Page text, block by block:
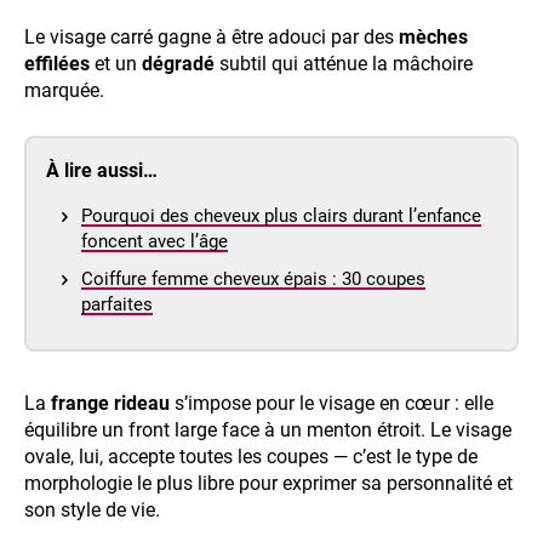
Le visage carré gagne à être adouci par des mèches
effilées et un dégradé subtil qui atténue la mâchoire
marquée.
À lire aussi…
Pourquoi des cheveux plus clairs durant l’enfance
foncent avec l’âge
Coiffure femme cheveux épais : 30 coupes
parfaites
La frange rideau s’impose pour le visage en cœur : elle
équilibre un front large face à un menton étroit. Le visage
ovale, lui, accepte toutes les coupes — c’est le type de
morphologie le plus libre pour exprimer sa personnalité et
son style de vie.